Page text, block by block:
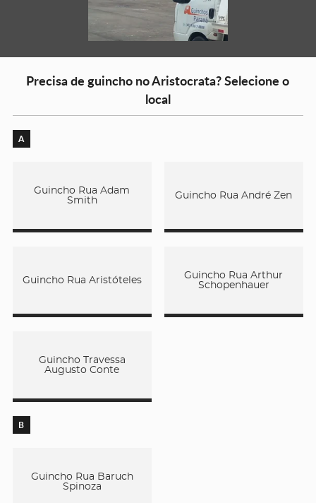
Precisa de guincho no Aristocrata? Selecione o
local
A
Guincho Rua Adam
Smith
Guincho Rua André Zen
Guincho Rua Aristóteles
Guincho Rua Arthur
Schopenhauer
Guincho Travessa
Augusto Conte
B
Guincho Rua Baruch
Spinoza